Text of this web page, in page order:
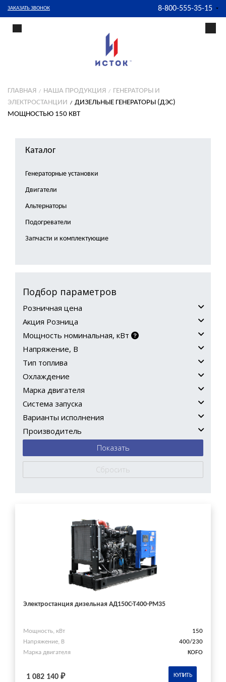
ЗАКАЗАТЬ ЗВОНОК 8-800-555-35-15
ГЛАВНАЯ НАША ПРОДУКЦИЯ
ГЕНЕРАТОРЫ И
ЭЛЕКТРОСТАНЦИИ
ДИЗЕЛЬНЫЕ ГЕНЕРАТОРЫ (ДЭС)
МОЩНОСТЬЮ 150 КВТ
Каталог
Генераторные установки
Двигатели
Альтернаторы
Подогреватели
Запчасти и комплектующие
Подбор параметров
Розничная цена
Акция Розница
Мощность номинальная, кВт
Напряжение, В
Тип топлива
Охлаждение
Марка двигателя
Система запуска
Варианты исполнения
Производитель
Электростанция дизельная АД150С-Т400-РМ35
Мощность, кВт
150
Напряжение, В
400/230
Марка двигателя
KOFO
1 082 140 ₽ КУПИТЬ